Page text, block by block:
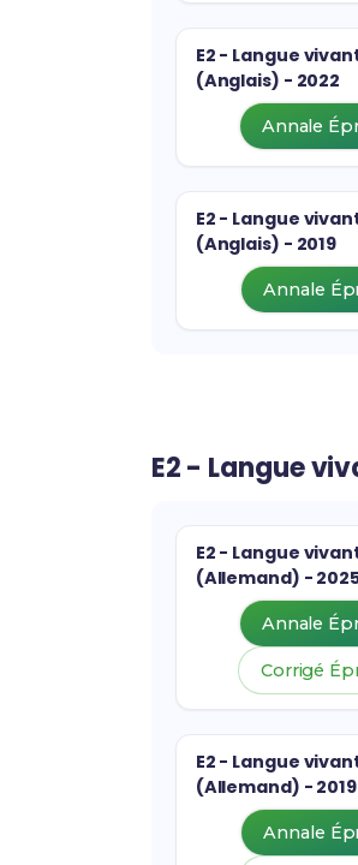
E2 - Langue
(Anglais) - 2022
Annale
E2 - Langue
(Anglais) - 2019
Annale
E2 - Langue
E2 - Langue
(Allemand) -
Annale
Corrigé
E2 - Langue
(Allemand) - 2019
Annale